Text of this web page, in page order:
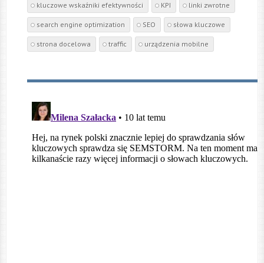
kluczowe wskaźniki efektywności KPI linki zwrotne
search engine optimization SEO słowa kluczowe
strona docelowa traffic urządzenia mobilne